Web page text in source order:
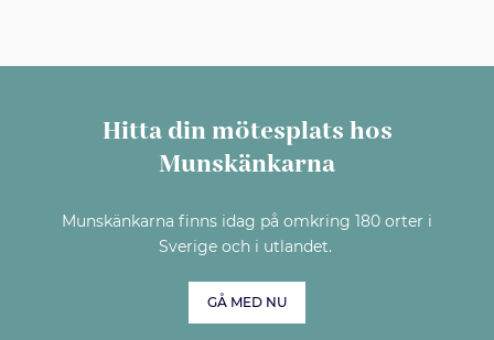
Hitta din mötesplats hos
Munskänkarna
Munskänkarna finns idag på omkring 180 orter i
Sverige och i utlandet.
GÅ MED NU